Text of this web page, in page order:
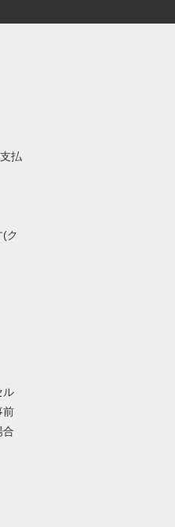
払
ク
ル
前
合